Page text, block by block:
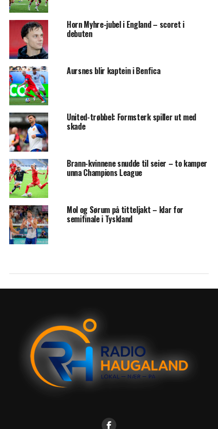
Horn Myhre-jubel i England – scoret i
debuten
Aursnes blir kaptein i Benfica
United-trøbbel: Formsterk spiller ut med
skade
Brann-kvinnene snudde til seier – to kamper
unna Champions League
Mol og Sørum på titteljakt – klar for
semifinale i Tyskland